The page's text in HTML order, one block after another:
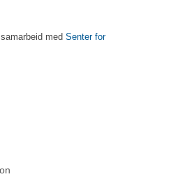
med Senter for